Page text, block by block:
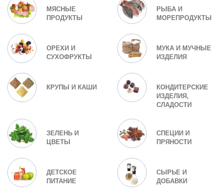
МЯСНЫЕ
ПРОДУКТЫ
РЫБА И
МОРЕПРОДУКТЫ
ОРЕХИ И
СУХОФРУКТЫ
МУКА И МУЧНЫЕ
ИЗДЕЛИЯ
КРУПЫ И КАШИ
КОНДИТЕРСКИЕ
ИЗДЕЛИЯ,
СЛАДОСТИ
ЗЕЛЕНЬ И
ЦВЕТЫ
СПЕЦИИ И
ПРЯНОСТИ
ДЕТСКОЕ
ПИТАНИЕ
СЫРЬЕ И
ДОБАВКИ